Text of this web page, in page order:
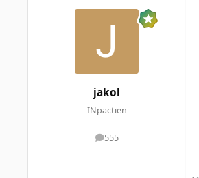
jakol
INpactien
555
messages